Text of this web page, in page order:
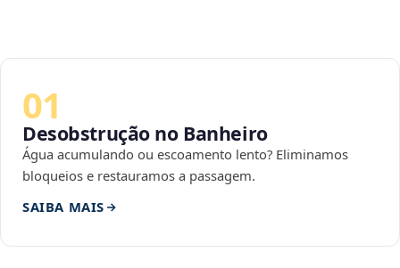
01
Desobstrução no Banheiro
Água acumulando ou escoamento lento? Eliminamos
bloqueios e restauramos a passagem.
SAIBA MAIS